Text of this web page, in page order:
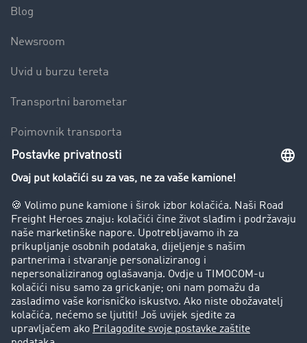
Blog
Newsroom
Uvid u burzu tereta
Transportni barometar
Pojmovnik transporta
Zabrana vožnje za kamione
Poduzeće
Priče o uspjehu
Stranke preporučuju stranku
Pravna pitanja
Impresum